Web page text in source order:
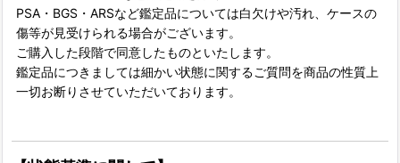
PSA・BGS・ARSなど鑑定品については白欠けや汚れ、ケースの
傷等が見受けられる場合がございます。
ご購入した段階で同意したものといたします。
鑑定品につきましては細かい状態に関するご質問を商品の性質上
一切お断りさせていただいております。